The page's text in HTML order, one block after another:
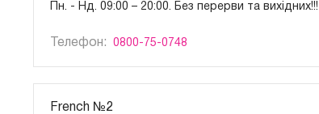
Пн. - Нд. 09:00 – 20:00. Без перерви та вихідних!!!
Телефон: 0800-75-0748
French №2